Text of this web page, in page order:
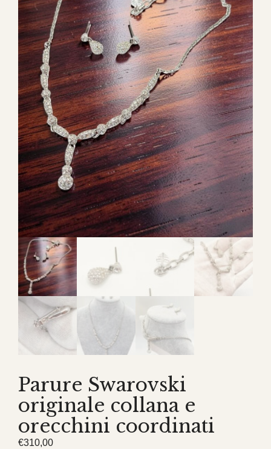
Parure Swarovski
originale collana e
orecchini coordinati
€310,00